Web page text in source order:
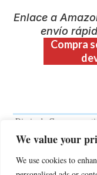
We value your
We use cookies to
Enlace a
envío
Compra
Diario de Compras
Programa de Afiliados
sitios web un medio de
promoción e inclusión
Esto significa que, al